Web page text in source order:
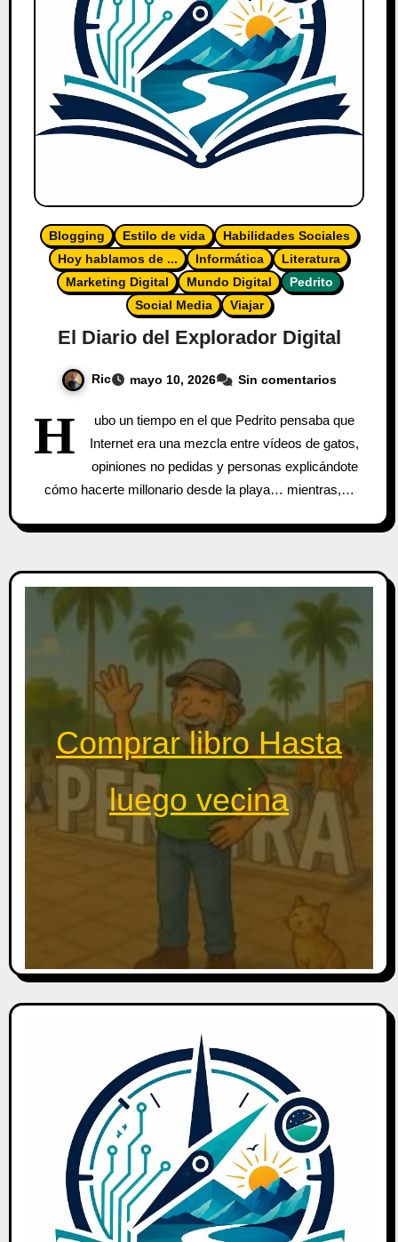
Blogging Estilo de vida
Habilidades Sociales
Hoy hablamos de ...
Informática
Literatura
Marketing Digital
Mundo Digital
Pedrito
Social Media
Viajar
El Diario del Explorador Digital
Ric mayo 10, 2026 Sin comentarios
H
ubo un tiempo en el que Pedrito pensaba que
Internet era una mezcla entre vídeos de gatos,
opiniones no pedidas y personas explicándote
cómo hacerte millonario desde la playa… mientras,…
Comprar libro Hasta
luego vecina